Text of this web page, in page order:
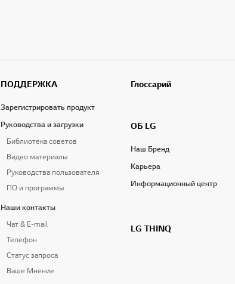
ПОДДЕРЖКА
Зарегистрировать продукт
Руководства и загрузки
Библиотека советов
Видео материалы
Руководства пользователя
ПО и программы
Наши контакты
Чат & E-mail
Телефон
Статус запроса
Ваше Мнение
Глоссарий
ОБ LG
Наш Бренд
Карьера
Информационный центр
LG THINQ